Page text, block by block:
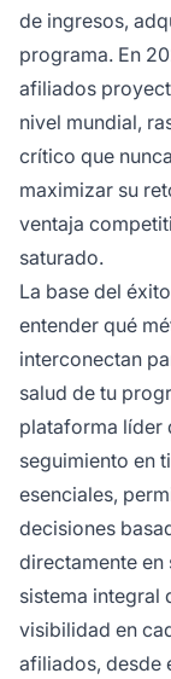
de ingresos,
programa. En
afiliados
nivel mundial,
crítico que
maximizar su
ventaja
saturado.
La base del
entender qué
interconectan
salud de tu
plataforma líder
seguimiento en
esenciales,
decisiones
directamente en
sistema integral
visibilidad en
afiliados, desde